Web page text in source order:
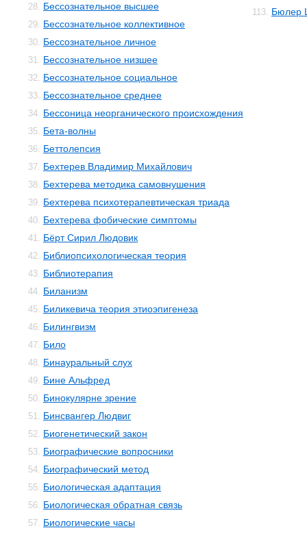
28. Бессознательное высшее
29. Бессознательное коллективное
30. Бессознательное личное
31. Бессознательное низшее
32. Бессознательное социальное
33. Бессознательное среднее
34. Бессоница неорганического происхождения
35. Бета-волны
36. Беттолепсия
37. Бехтерев Владимир Михайлович
38. Бехтерева методика самовнушения
39. Бехтерева психотерапевтическая триада
40. Бехтерева фобические симптомы
41. Бёрт Сирил Людовик
42. Библиопсихологическая теория
43. Библиотерапия
44. Биланизм
45. Биликевича теория этиоэпигенеза
46. Билингвизм
47. Било
48. Бинауральный слух
49. Бине Альфред
50. Бинокулярне зрение
51. Бинсвангер Людвиг
52. Биогенетический закон
53. Биографические вопросники
54. Биографический метод
55. Биологическая адаптация
56. Биологическая обратная связь
57. Биологические часы
113. Бюлер